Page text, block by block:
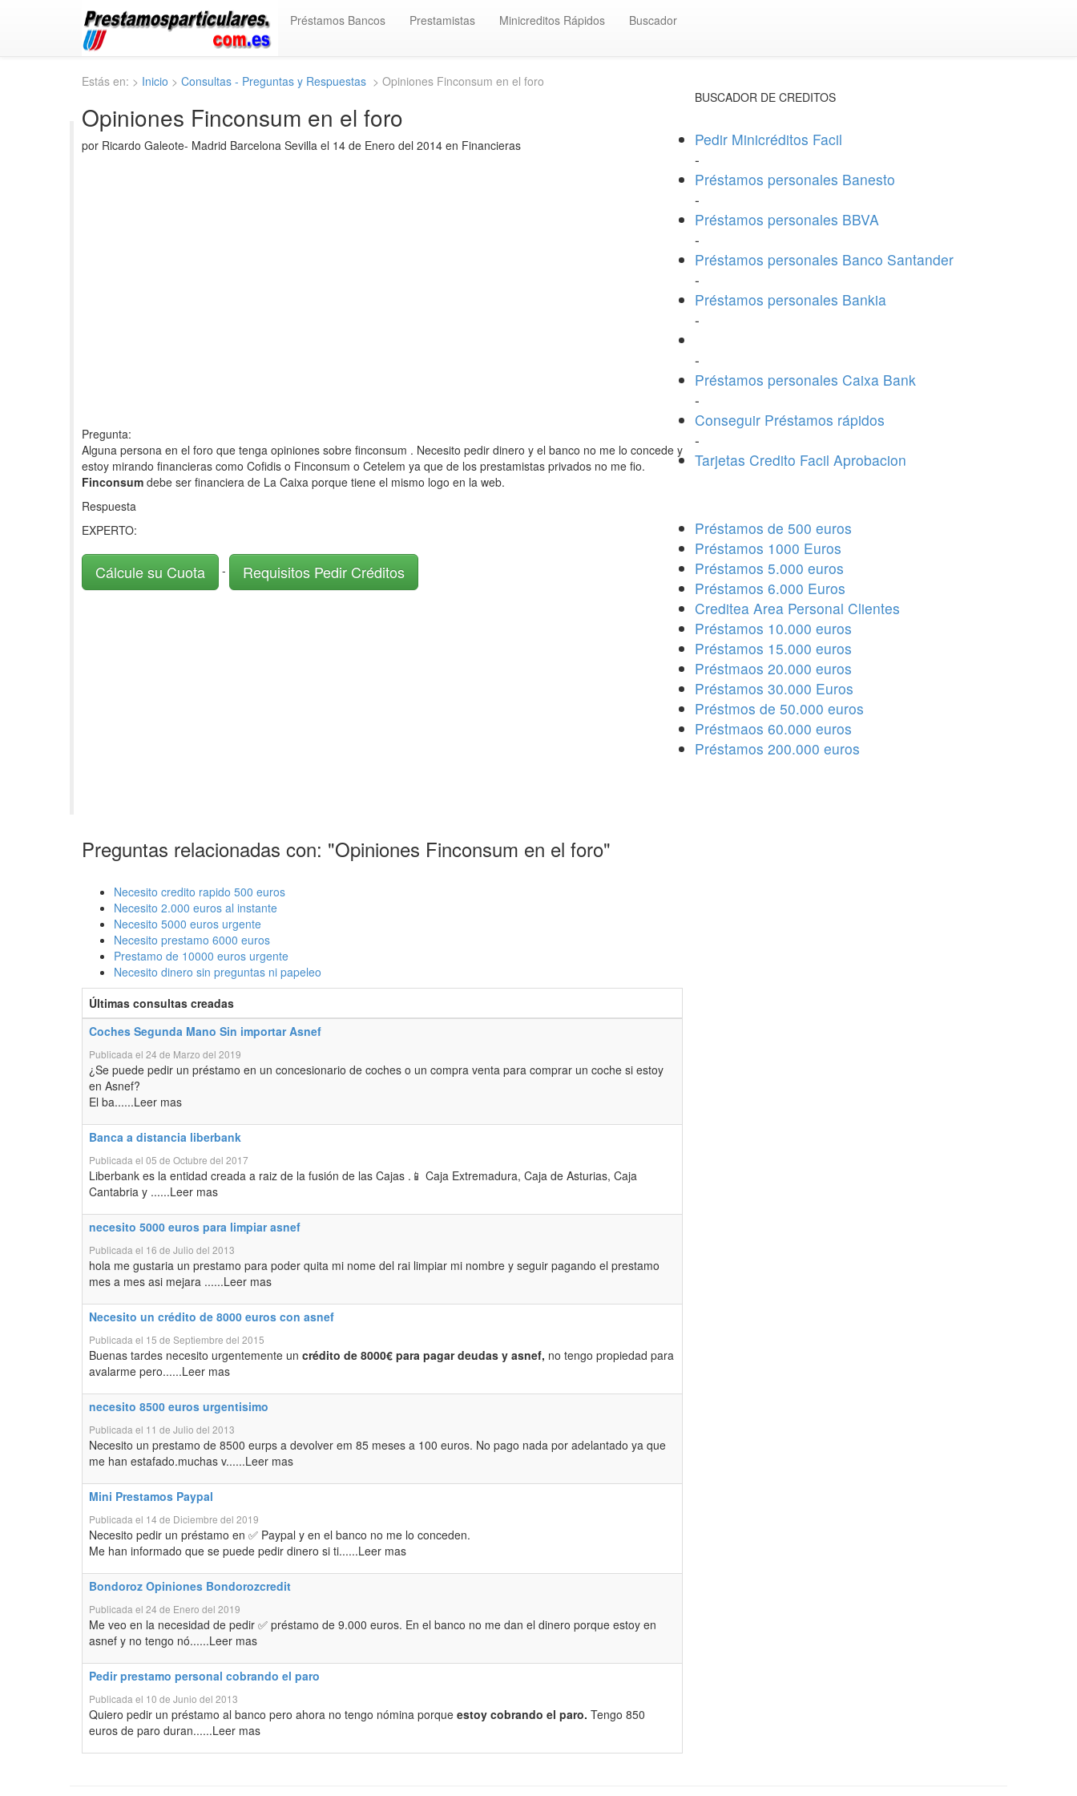
Préstamos Bancos Prestamistas Minicreditos Rápidos Buscador
Estás en: > Inicio > Consultas - Preguntas y Respuestas > Opiniones Finconsum en el foro
Opiniones Finconsum en el foro
por Ricardo Galeote- Madrid Barcelona Sevilla el 14 de Enero del 2014 en Financieras
Pregunta:
Alguna persona en el foro que tenga opiniones sobre finconsum . Necesito pedir dinero y el banco no me lo concede y
estoy mirando financieras como Cofidis o Finconsum o Cetelem ya que de los prestamistas privados no me fio.
Finconsum debe ser financiera de La Caixa porque tiene el mismo logo en la web.
Respuesta
EXPERTO:
Cálcule su Cuota - Requisitos Pedir Créditos
Preguntas relacionadas con: "Opiniones Finconsum en el foro"
Necesito credito rapido 500 euros
Necesito 2.000 euros al instante
Necesito 5000 euros urgente
Necesito prestamo 6000 euros
Prestamo de 10000 euros urgente
Necesito dinero sin preguntas ni papeleo
Últimas consultas creadas
Coches Segunda Mano Sin importar Asnef
Publicada el 24 de Marzo del 2019
¿Se puede pedir un préstamo en un concesionario de coches o un compra venta para comprar un coche si estoy
en Asnef?
El ba......Leer mas
Banca a distancia liberbank
Publicada el 05 de Octubre del 2017
Liberbank es la entidad creada a raiz de la fusión de las Cajas .📱 Caja Extremadura, Caja de Asturias, Caja
Cantabria y ......Leer mas
necesito 5000 euros para limpiar asnef
Publicada el 16 de Julio del 2013
hola me gustaria un prestamo para poder quita mi nome del rai limpiar mi nombre y seguir pagando el prestamo
mes a mes asi mejara ......Leer mas
Necesito un crédito de 8000 euros con asnef
Publicada el 15 de Septiembre del 2015
Buenas tardes necesito urgentemente un crédito de 8000€ para pagar deudas y asnef, no tengo propiedad para
avalarme pero......Leer mas
necesito 8500 euros urgentisimo
Publicada el 11 de Julio del 2013
Necesito un prestamo de 8500 eurps a devolver em 85 meses a 100 euros. No pago nada por adelantado ya que
me han estafado.muchas v......Leer mas
Mini Prestamos Paypal
Publicada el 14 de Diciembre del 2019
Necesito pedir un préstamo en ✅ Paypal y en el banco no me lo conceden.
Me han informado que se puede pedir dinero si ti......Leer mas
Bondoroz Opiniones Bondorozcredit
Publicada el 24 de Enero del 2019
Me veo en la necesidad de pedir ✅ préstamo de 9.000 euros. En el banco no me dan el dinero porque estoy en
asnef y no tengo nó......Leer mas
Pedir prestamo personal cobrando el paro
Publicada el 10 de Junio del 2013
Quiero pedir un préstamo al banco pero ahora no tengo nómina porque estoy cobrando el paro. Tengo 850
euros de paro duran......Leer mas
BUSCADOR DE CREDITOS
Pedir Minicréditos Facil
-
Préstamos personales Banesto
-
Préstamos personales BBVA
-
Préstamos personales Banco Santander
-
Préstamos personales Bankia
-
-
Préstamos personales Caixa Bank
-
Conseguir Préstamos rápidos
-
Tarjetas Credito Facil Aprobacion
Préstamos de 500 euros
Préstamos 1000 Euros
Préstamos 5.000 euros
Préstamos 6.000 Euros
Creditea Area Personal Clientes
Préstamos 10.000 euros
Préstamos 15.000 euros
Préstmaos 20.000 euros
Préstamos 30.000 Euros
Préstmos de 50.000 euros
Préstmaos 60.000 euros
Préstamos 200.000 euros